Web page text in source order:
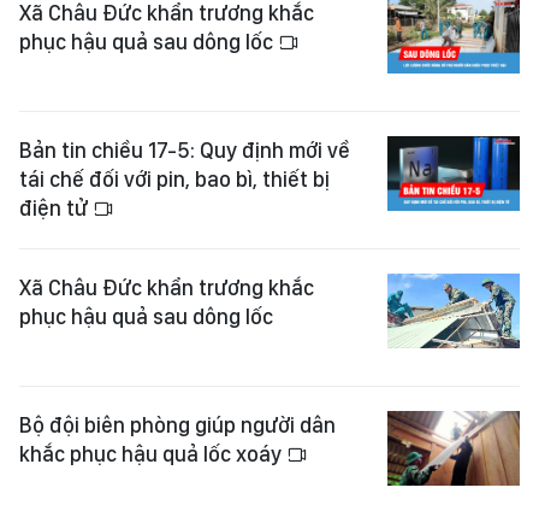
Xã Châu Đức khẩn trương khắc
phục hậu quả sau dông lốc
Bản tin chiều 17-5: Quy định mới về
tái chế đối với pin, bao bì, thiết bị
điện tử
Xã Châu Đức khẩn trương khắc
phục hậu quả sau dông lốc
Bộ đội biên phòng giúp người dân
khắc phục hậu quả lốc xoáy